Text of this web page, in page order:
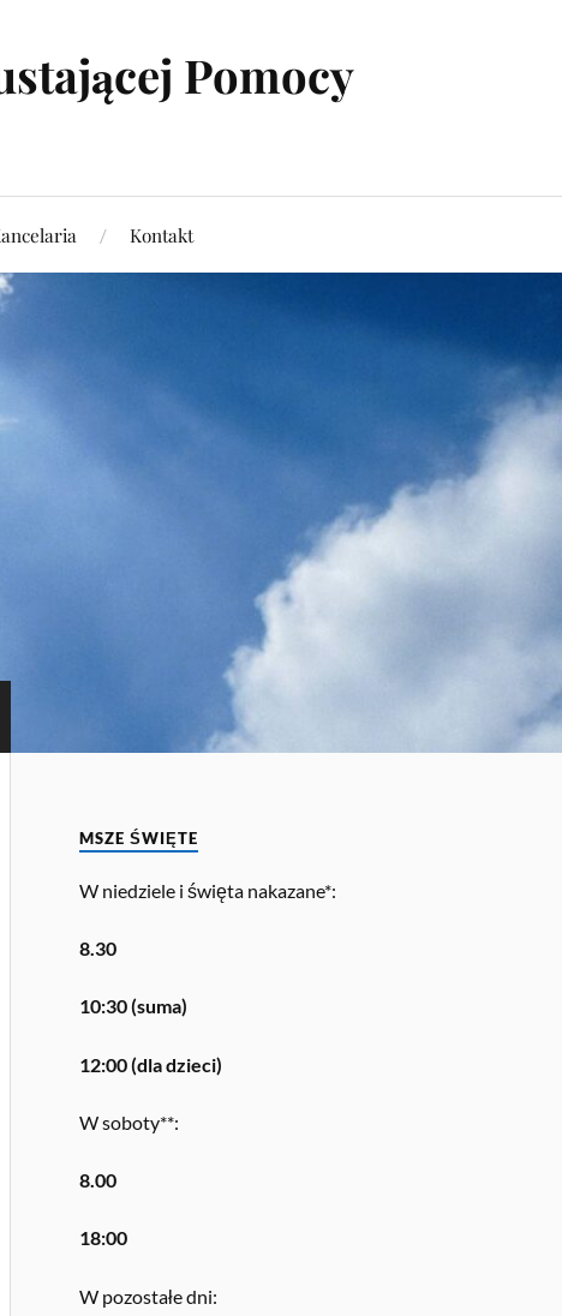
Pomocy
Kontakt
MSZE ŚWIĘTE
W niedziele i święta nakazane*:
8.30
10:30 (suma)
12:00 (dla dzieci)
W soboty**:
8.00
18:00
W pozostałe dni: